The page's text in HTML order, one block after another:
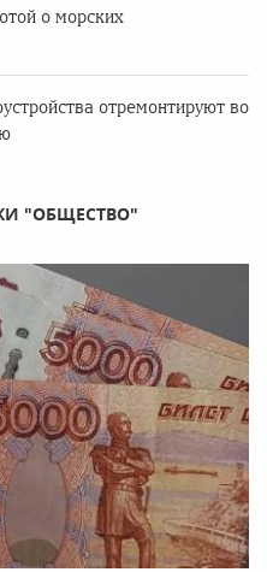
о морских
отремонтируют во
"ОБЩЕСТВО"